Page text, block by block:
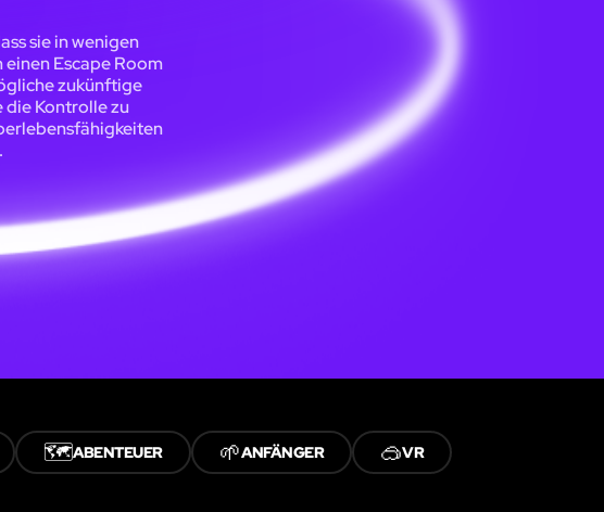
sie in wenigen
Escape Room
zukünftige
die Kontrolle zu
🗺️ABENTEUER 🌱ANFÄNGER 🥽VR